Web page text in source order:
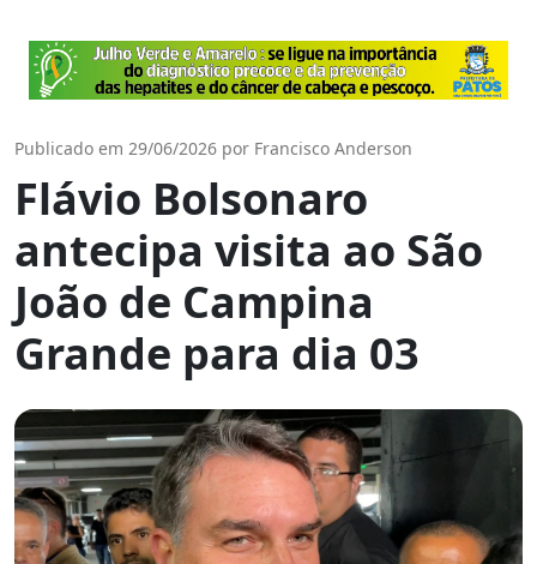
Publicado em 29/06/2026 por Francisco Anderson
Flávio Bolsonaro
antecipa visita ao São
João de Campina
Grande para dia 03